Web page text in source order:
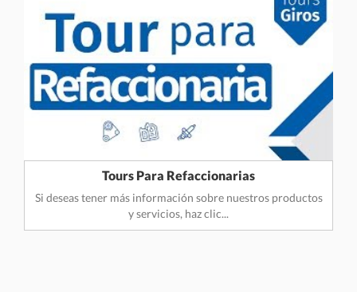
Tours Para Refaccionarias
Si deseas tener más información sobre nuestros productos
y servicios, haz clic...